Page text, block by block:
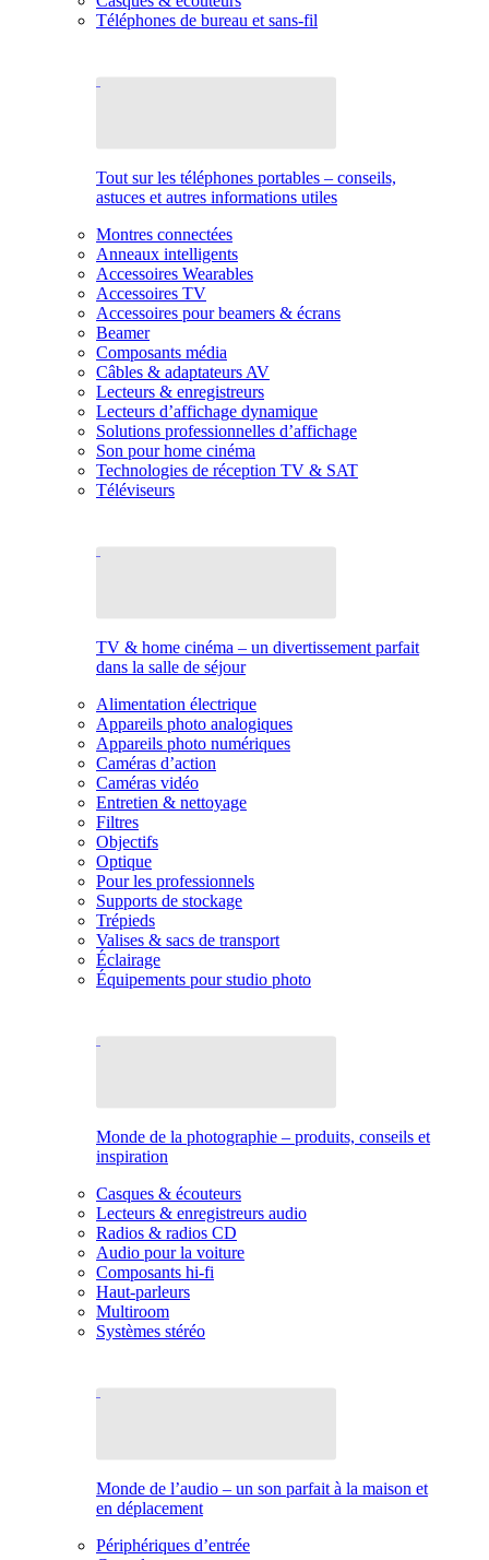
Téléphones de bureau et sans-fil
Tout sur les téléphones portables – conseils,
astuces et autres informations utiles
Montres connectées
Anneaux intelligents
Accessoires Wearables
Accessoires TV
Accessoires pour beamers & écrans
Beamer
Composants média
Câbles & adaptateurs AV
Lecteurs & enregistreurs
Lecteurs d’affichage dynamique
Solutions professionnelles d’affichage
Son pour home cinéma
Technologies de réception TV & SAT
Téléviseurs
TV & home cinéma – un divertissement parfait
dans la salle de séjour
Alimentation électrique
Appareils photo analogiques
Appareils photo numériques
Caméras d’action
Caméras vidéo
Entretien & nettoyage
Filtres
Objectifs
Optique
Pour les professionnels
Supports de stockage
Trépieds
Valises & sacs de transport
Éclairage
Équipements pour studio photo
Monde de la photographie – produits, conseils et
inspiration
Casques & écouteurs
Lecteurs & enregistreurs audio
Radios & radios CD
Audio pour la voiture
Composants hi-fi
Haut-parleurs
Multiroom
Systèmes stéréo
Monde de l’audio – un son parfait à la maison et
en déplacement
Périphériques d’entrée